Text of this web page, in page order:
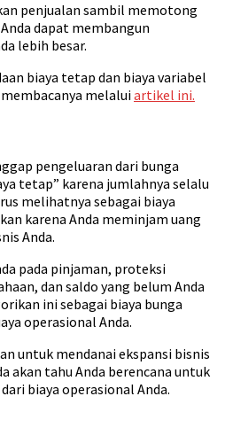
penjualan sambil memotong
dapat membangun
lebih besar.
biaya tetap dan biaya variabel
melaluiartikel ini.
pengeluaran dari bunga
tetap” karena jumlahnya selalu
melihatnya sebagai biaya
karena Anda meminjam uang
Anda.
pada pinjaman, proteksi
dan saldo yang belum Anda
ini sebagai biaya bunga
operasional Anda.
untuk mendanai ekspansi bisnis
akan tahu Anda berencana untuk
biaya operasional Anda.